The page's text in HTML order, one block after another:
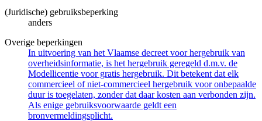
(Juridische) gebruiksbeperking
anders
Overige beperkingen
In uitvoering van het Vlaamse decreet voor hergebruik van
overheidsinformatie, is het hergebruik geregeld d.m.v. de
Modellicentie voor gratis hergebruik. Dit betekent dat elk
commercieel of niet-commercieel hergebruik voor onbepaalde
duur is toegelaten, zonder dat daar kosten aan verbonden zijn.
Als enige gebruiksvoorwaarde geldt een
bronvermeldingsplicht.